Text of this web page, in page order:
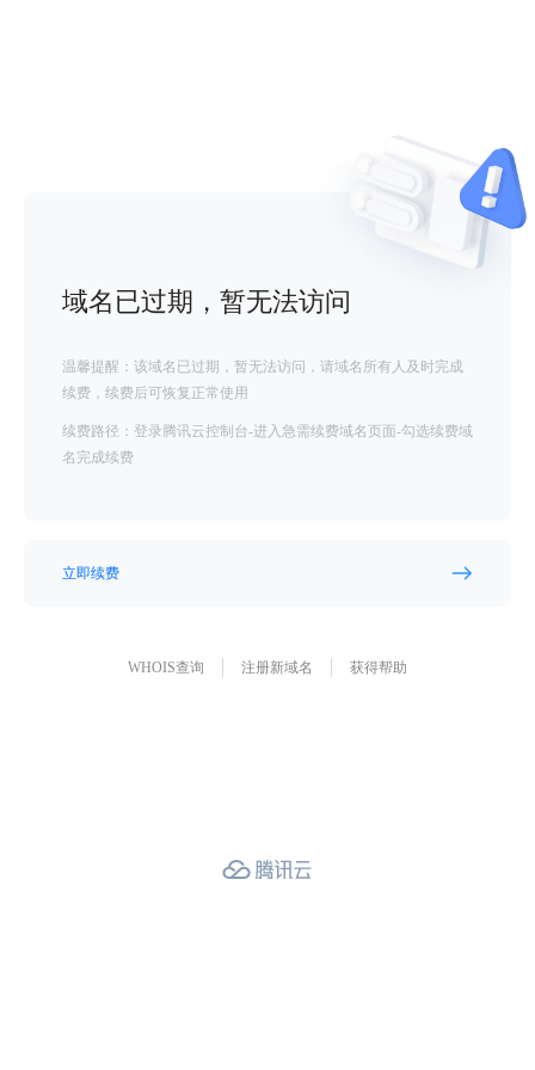
域名已过期，暂无法访问
温馨提醒：该域名已过期，暂无法访问，请域名所有人及时完成
续费，续费后可恢复正常使用
续费路径：登录腾讯云控制台-进入急需续费域名页面-勾选续费域
名完成续费
立即续费
WHOIS查询 注册新域名 获得帮助